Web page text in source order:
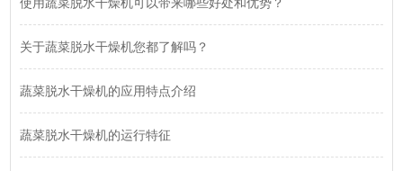
使用蔬菜脱水干燥机可以带来哪些好处和优势？
关于蔬菜脱水干燥机您都了解吗？
蔬菜脱水干燥机的应用特点介绍
蔬菜脱水干燥机的运行特征